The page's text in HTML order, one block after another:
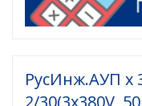
РусИнж.АУП х
2/30(3x380V,